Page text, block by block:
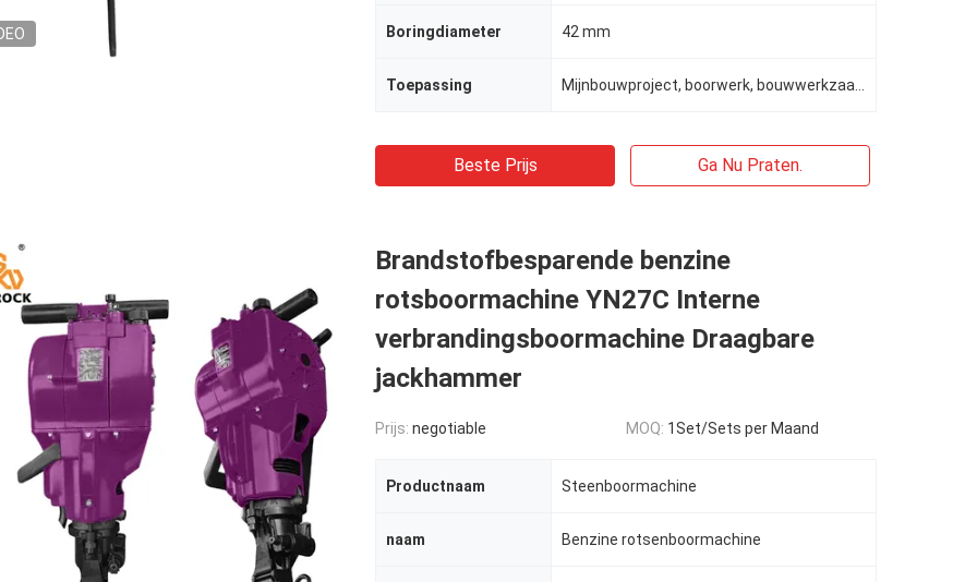
Boringdiameter 42 mm
Toepassing
Beste Prijs Ga Nu Praten.
Brandstofbesparende benzine
rotsboormachine YN27C Interne
verbrandingsboormachine Draagbare
jackhammer
Prijs: negotiable MOQ: 1Set/Sets per Maand
Productnaam Steenboormachine
naam Benzine rotsenboormachine